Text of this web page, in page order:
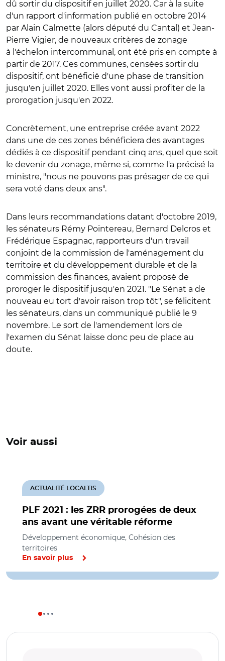
dû sortir du dispositif en juillet 2020. Car à la suite
d'un rapport d'information publié en octobre 2014
par Alain Calmette (alors député du Cantal) et Jean-
Pierre Vigier, de nouveaux critères de zonage
à l'échelon intercommunal, ont été pris en compte à
partir de 2017. Ces communes, censées sortir du
dispositif, ont bénéficié d'une phase de transition
jusqu'en juillet 2020. Elles vont aussi profiter de la
prorogation jusqu'en 2022.
Concrètement, une entreprise créée avant 2022
dans une de ces zones bénéficiera des avantages
dédiés à ce dispositif pendant cinq ans, quel que soit
le devenir du zonage, même si, comme l'a précisé la
ministre, "nous ne pouvons pas présager de ce qui
sera voté dans deux ans".
Dans leurs recommandations datant d'octobre 2019,
les sénateurs Rémy Pointereau, Bernard Delcros et
Frédérique Espagnac, rapporteurs d'un travail
conjoint de la commission de l'aménagement du
territoire et du développement durable et de la
commission des finances, avaient proposé de
proroger le dispositif jusqu'en 2021. "Le Sénat a de
nouveau eu tort d'avoir raison trop tôt", se félicitent
les sénateurs, dans un communiqué publié le 9
novembre. Le sort de l'amendement lors de
l'examen du Sénat laisse donc peu de place au
doute.
Voir aussi
PLF 2021 : les ZRR prorogées de deux
ans avant une véritable réforme
ACTUALITÉ LOCALTIS
Développement économique, Cohésion des
territoires
En savoir plus